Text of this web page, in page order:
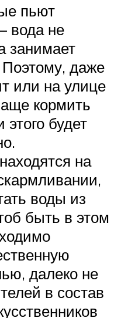
пьют
вода не
занимает
Поэтому, даже
или на улице
кормить
будет
на
воды из
быть в этом
далеко не
в состав